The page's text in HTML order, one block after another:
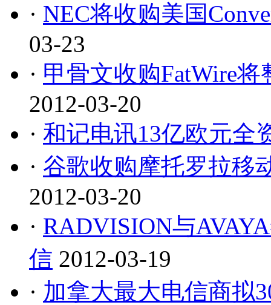
· NEC将收购美国
03-23
· 甲骨文收购FatWire
2012-03-20
· 和记电讯13亿欧元全
· 谷歌收购摩托罗拉移
2012-03-20
· RADVISION与
信 2012-03-19
· 加拿大最大电信商拟